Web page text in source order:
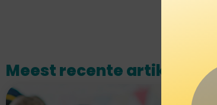
Meest recente artikelen